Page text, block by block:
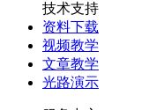
技术支持
资料下载
视频教学
文章教学
光路演示